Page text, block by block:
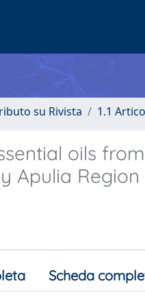
su Rivista 1.1
oils
Apulia Region
Scheda